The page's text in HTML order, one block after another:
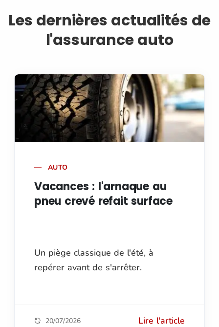
Les dernières actualités de
l'assurance auto
AUTO
Vacances : l'arnaque au
pneu crevé refait surface
Un piège classique de l'été, à
repérer avant de s'arrêter.
20/07/2026 Lire l'article